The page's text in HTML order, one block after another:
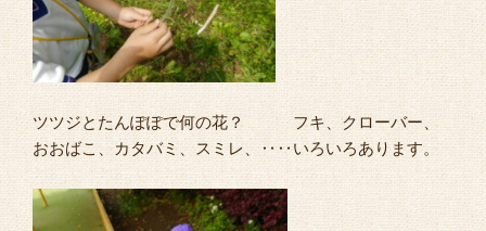
ツツジとたんぽぽで何の花？ フキ、クローバー、
おおばこ、カタバミ、スミレ、‥‥いろいろあります。